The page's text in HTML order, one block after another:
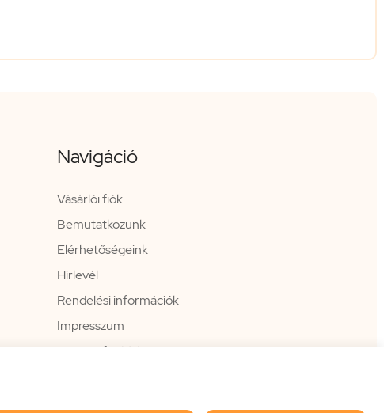
Navigáció
Vásárlói fiók
Bemutatkozunk
Elérhetőségeink
Hírlevél
Rendelési információk
Impresszum
Vissza a főoldalra